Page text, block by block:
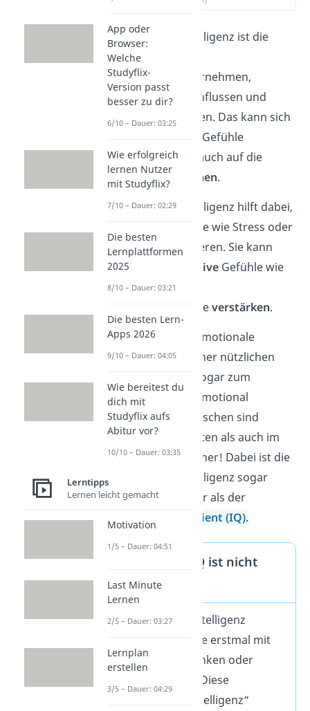
Emotionale Intelligenz ist die
Fähigkeit,
Emotionen wahrnehmen,
verstehen, beeinflussen und
nutzen zu können. Das kann sich
Gefühle
beziehen, aber auch auf die
anderer Menschen.
Emotionale Intelligenz hilft dabei,
Gefühle wie Stress oder
Ärger zu reduzieren. Sie kann
außerdem
positive Gefühle wie
Stolz und
Erfolgserlebnisseverstärken.
Das macht die emotionale
Intelligenz zu einer nützlichen
und sogar zum
Erfolgsfaktor
: Emotional
intelligente Menschen sind
sowohl im Privaten als auch im
Beruf erfolgreicher! Dabei ist die
emotionale Intelligenz sogar
aussagekräftiger als der
Intelligenzquotient (IQ).
Ein hoher IQ ist nicht
alles
Den Begriff Intelligenz
verbinden viele erstmal mit
logischem Denken oder
guten Noten. Diese
„klassische Intelligenz“
App oder
Browser:
Welche
Studyflix-
Version passt
besser zu dir?
6/10 – Dauer: 03:25
Wie erfolgreich
lernen Nutzer
mit Studyflix?
7/10 – Dauer: 02:29
Die besten
Lernplattformen
2025
8/10 – Dauer: 03:21
Die besten Lern-
Apps 2026
9/10 – Dauer: 04:05
Wie bereitest du
dich mit
Studyflix aufs
Abitur vor?
10/10 – Dauer: 03:35
Lerntipps
Lernen leicht gemacht
Motivation
1/5 – Dauer: 04:51
Last Minute
Lernen
2/5 – Dauer: 03:27
Lernplan
erstellen
3/5 – Dauer: 04:29